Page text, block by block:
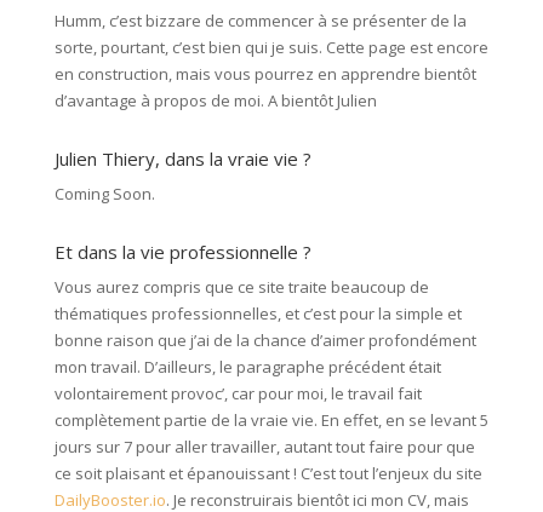
Humm, c’est bizzare de commencer à se présenter de la
sorte, pourtant, c’est bien qui je suis. Cette page est encore
en construction, mais vous pourrez en apprendre bientôt
d’avantage à propos de moi. A bientôt Julien
Julien Thiery, dans la vraie vie ?
Coming Soon.
Et dans la vie professionnelle ?
Vous aurez compris que ce site traite beaucoup de
thématiques professionnelles, et c’est pour la simple et
bonne raison que j’ai de la chance d’aimer profondément
mon travail. D’ailleurs, le paragraphe précédent était
volontairement provoc’, car pour moi, le travail fait
complètement partie de la vraie vie. En effet, en se levant 5
jours sur 7 pour aller travailler, autant tout faire pour que
ce soit plaisant et épanouissant ! C’est tout l’enjeux du site
DailyBooster.io. Je reconstruirais bientôt ici mon CV, mais